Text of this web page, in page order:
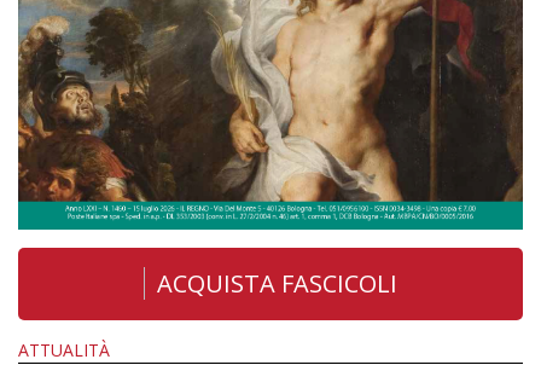
ACQUISTA FASCICOLI
ATTUALITÀ